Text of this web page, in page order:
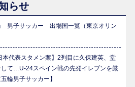
らせ
男子サッカー 出場国一覧（東京オリン
本代表スタメン案】2列目に久保建英、堂
して…U-24スペイン戦の先発イレブンを厳
輪男子サッカー】